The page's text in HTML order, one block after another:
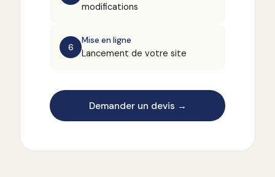
modifications
6
Mise en ligne
Lancement de votre site
Demander un devis →